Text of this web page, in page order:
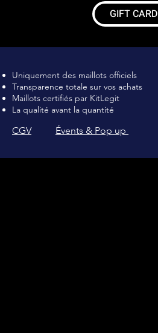
GIFT CARD
Uniquement des maillots officiels
Transparence totale sur vos achats
Maillots certifiés par KitLegit
La qualité avant la quantité
CGV Évents & Pop up